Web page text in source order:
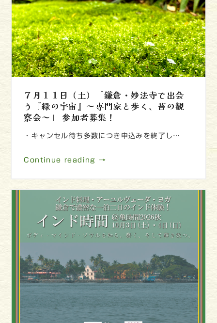
７月１１日（土）「鎌倉・妙法寺で出会
う『緑の宇宙』～専門家と歩く、苔の観
察会～」 参加者募集！
・キャンセル待ち多数につき申込みを終了し…
Continue reading →